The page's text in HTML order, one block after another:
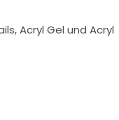
Acryl Gel und Acryl